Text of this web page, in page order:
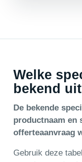
Welke
bekend
De bekende
productnaam en
offerteaanvraag
Gebruik deze